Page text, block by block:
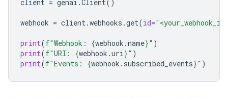
client = genai .Client()
webhook = client.webhooks .get(id=
print(f"Webhook: {webhook .name}" )
print(f"URI: {webhook .uri}" )
print(f"Events: {webhook . subscribed_events}" )